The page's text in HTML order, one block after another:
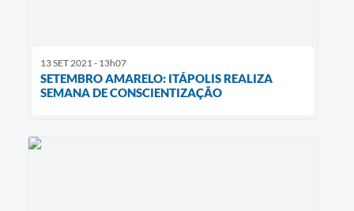
13 SET 2021 - 13h07
SETEMBRO AMARELO: ITÁPOLIS REALIZA
SEMANA DE CONSCIENTIZAÇÃO